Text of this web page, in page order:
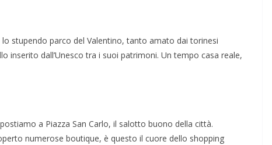
stupendo parco del Valentino, tanto amato dai torinesi
inserito dall’Unesco tra i suoi patrimoni. Un tempo casa reale,
a Piazza San Carlo, il salotto buono della città.
numerose boutique, è questo il cuore dello shopping